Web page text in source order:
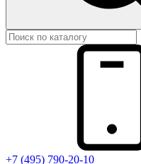
+7 (495) 790-20-10